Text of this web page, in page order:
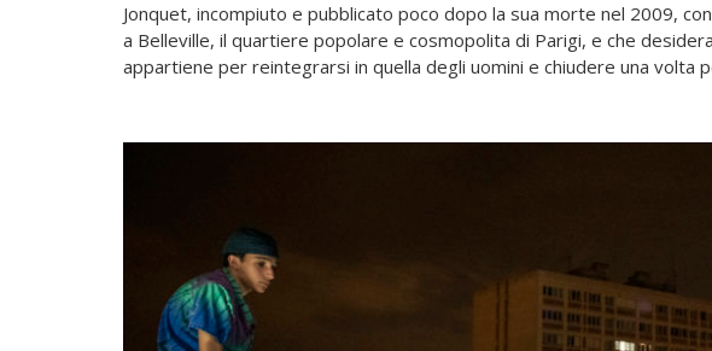
Jonquet, incompiuto e pubblicato poco dopo la sua morte nel 2009,
a Belleville, il quartiere popolare e cosmopolita di Parigi, e che
appartiene per reintegrarsi in quella degli uomini e chiudere una volta